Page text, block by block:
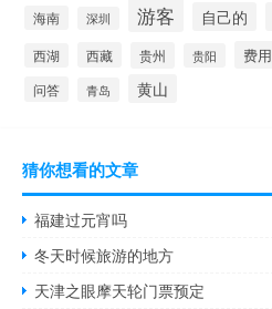
海南 深圳 游客 自己的
西湖 西藏 贵州 贵阳 费用
问答 青岛 黄山
猜你想看的文章
福建过元宵吗
冬天时候旅游的地方
天津之眼摩天轮门票预定